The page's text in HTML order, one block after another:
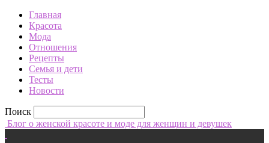
Главная
Красота
Мода
Отношения
Рецепты
Семья и дети
Тесты
Новости
Поиск
Блог о женской красоте и моде для женщин и девушек